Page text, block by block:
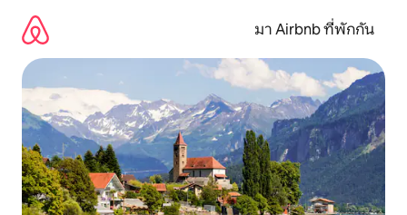
เนื้อหา
มา Airbnb ที่พักกัน